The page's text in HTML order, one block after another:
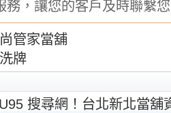
務，讓您的客戶及時聯繫
管家當舖
牌
搜尋網！台北新北當舖